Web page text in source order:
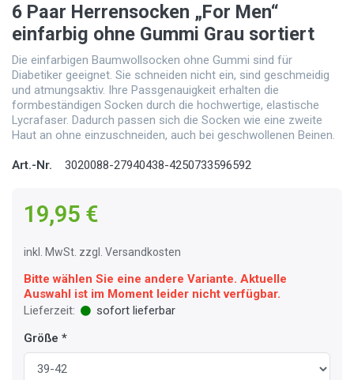
6 Paar Herrensocken „For Men“
einfarbig ohne Gummi Grau sortiert
Die einfarbigen Baumwollsocken ohne Gummi sind für
Diabetiker geeignet. Sie schneiden nicht ein, sind geschmeidig
und atmungsaktiv. Ihre Passgenauigkeit erhalten die
formbeständigen Socken durch die hochwertige, elastische
Lycrafaser. Dadurch passen sich die Socken wie eine zweite
Haut an ohne einzuschneiden, auch bei geschwollenen Beinen.
Art.-Nr. 3020088-27940438-4250733596592
19,95 €
inkl. MwSt. zzgl. Versandkosten
Bitte wählen Sie eine andere Variante. Aktuelle
Auswahl ist im Moment leider nicht verfügbar.
Lieferzeit:
sofort lieferbar
Größe